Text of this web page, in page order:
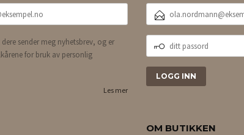
sender meg nyhetsbrev, og er
for bruk av personlig
Les mer
POSTADRESSE
PASSORD
OM BUTIKKEN